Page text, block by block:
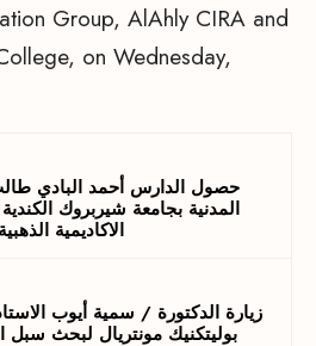
Group, AlAhly CIRA and
on Wednesday,
حصول الدارس أحمد البادي
المدنية بجامعة شيربروك
الاكاديمية
زيارة الدكتورة / سمية أيوب
بوليتكنيك مونتريال لبحث